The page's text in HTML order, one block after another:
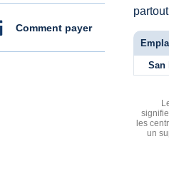
Comment payer
San
les
un